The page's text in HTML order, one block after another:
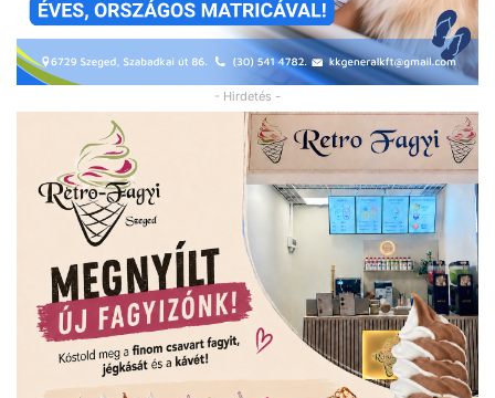
- Hirdetés -